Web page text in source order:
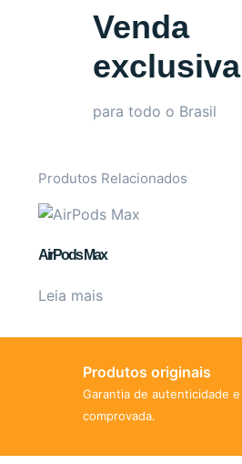
Venda
para todo o Brasil
Produtos Relacionados
AirPods Max
Leia mais
Produtos originais
Garantia de autenticidade
comprovada.